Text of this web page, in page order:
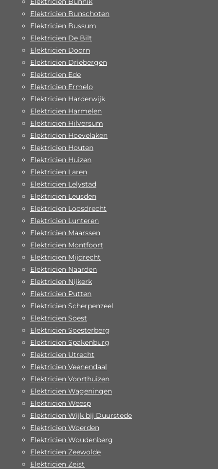
Elektricien Bunschoten
Elektricien Bussum
Elektricien De Bilt
Elektricien Doorn
Elektricien Driebergen
Elektricien Ede
Elektricien Ermelo
Elektricien Harderwijk
Elektricien Harmelen
Elektricien Hilversum
Elektricien Hoevelaken
Elektricien Houten
Elektricien Huizen
Elektricien Laren
Elektricien Lelystad
Elektricien Leusden
Elektricien Loosdrecht
Elektricien Lunteren
Elektricien Maarssen
Elektricien Montfoort
Elektricien Mijdrecht
Elektricien Naarden
Elektricien Nijkerk
Elektricien Putten
Elektricien Scherpenzeel
Elektricien Soest
Elektricien Soesterberg
Elektricien Spakenburg
Elektricien Utrecht
Elektricien Veenendaal
Elektricien Voorthuizen
Elektricien Wageningen
Elektricien Weesp
Elektricien Wijk bij Duurstede
Elektricien Woerden
Elektricien Woudenberg
Elektricien Zeewolde
Elektricien Zeist